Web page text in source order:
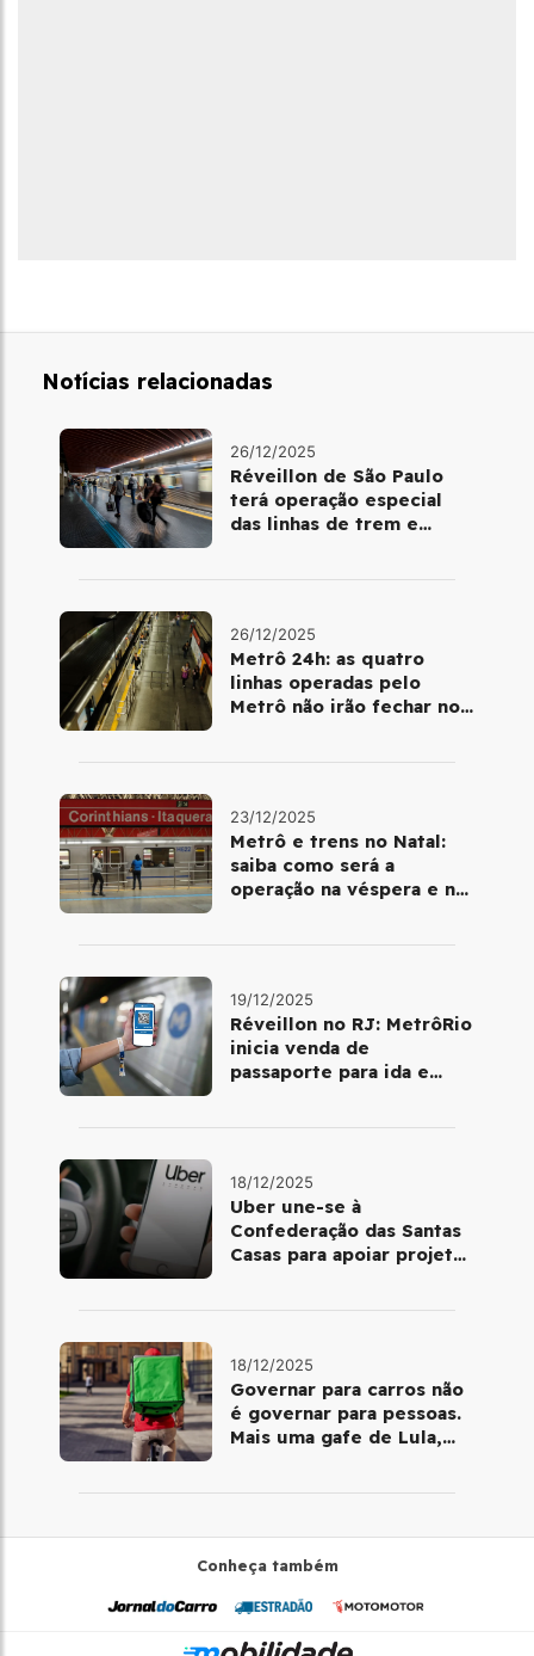
Notícias relacionadas
26/12/2025
Réveillon de São Paulo
terá operação especial
das linhas de trem e
26/12/2025
Metrô 24h: as quatro
linhas operadas pelo
Metrô não irão fechar no
23/12/2025
Metrô e trens no Natal:
saiba como será a
operação na véspera e no
19/12/2025
Réveillon no RJ: MetrôRio
inicia venda de
passaporte para ida e
18/12/2025
Uber une-se à
Confederação das Santas
Casas para apoiar projetos
18/12/2025
Governar para carros não
é governar para pessoas.
Mais uma gafe de Lula,
Conheça também